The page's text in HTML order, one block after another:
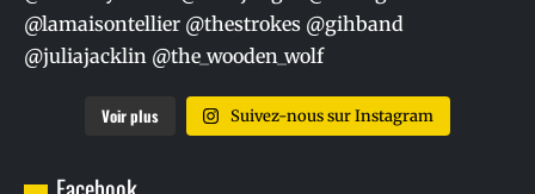
Voir plus Suivez-nous sur Instagram